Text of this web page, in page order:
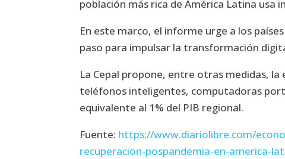
población más rica de América Latina usa
En este marco, el informe urge a los
paso para impulsar la transformación
La Cepal propone, entre otras medidas, la
teléfonos inteligentes, computadoras
equivalente al 1% del PIB regional.
Fuente: https://www.diariolibre.com/
recuperacion-pospandemia-en-america-